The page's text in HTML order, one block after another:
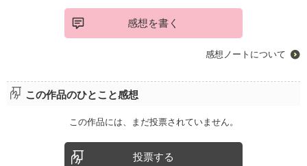
感想を書く
感想ノートについて
この作品のひとこと感想
この作品には、まだ投票されていません。
投票する